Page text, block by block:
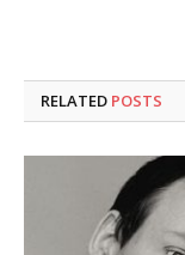
RELATED POSTS